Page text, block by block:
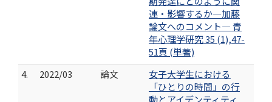
連・影響するか―加藤
論文へのコメント― 青
年心理学研究 35 (1),47-
51頁 (単著)
4.
2022/03 論文
女子大学生における
「ひとりの時間」の行
動とアイデンティティ